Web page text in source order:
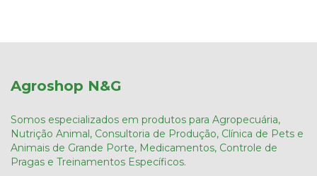
Agroshop N&G
Somos especializados em produtos para Agropecuária,
Nutrição Animal, Consultoria de Produção, Clínica de Pets e
Animais de Grande Porte, Medicamentos, Controle de
Pragas e Treinamentos Específicos.